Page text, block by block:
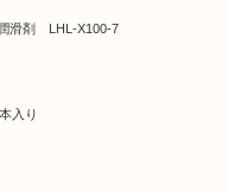
滑剤 LHL-X100-7
入り